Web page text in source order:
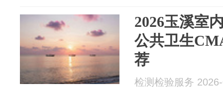
2026玉溪室
公共卫生
荐
检测检验服务